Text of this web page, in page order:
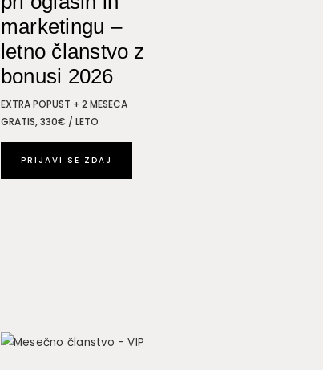
marketingu –
letno članstvo z
bonusi 2026
EXTRA POPUST + 2 MESECA
GRATIS, 330€ / LETO
PRIJAVI SE ZDAJ